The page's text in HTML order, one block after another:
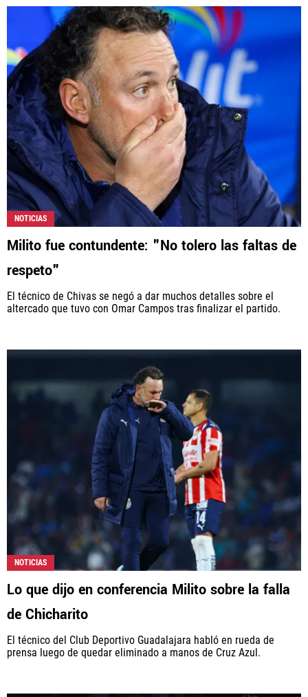
NOTICIAS
Milito fue contundente: "No tolero las faltas de
respeto"
El técnico de Chivas se negó a dar muchos detalles sobre el
altercado que tuvo con Omar Campos tras finalizar el partido.
NOTICIAS
Lo que dijo en conferencia Milito sobre la falla
de Chicharito
El técnico del Club Deportivo Guadalajara habló en rueda de
prensa luego de quedar eliminado a manos de Cruz Azul.